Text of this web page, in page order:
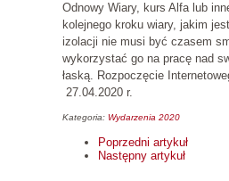
Odnowy Wiary, kurs Alfa lub
kolejnego kroku wiary, jakim
izolacji nie musi być czasem
wykorzystać go na pracę nad
łaską. Rozpoczęcie
27.04.2020 r.
Kategoria: Wydarzenia 2020
Poprzedni artykuł
Następny artykuł